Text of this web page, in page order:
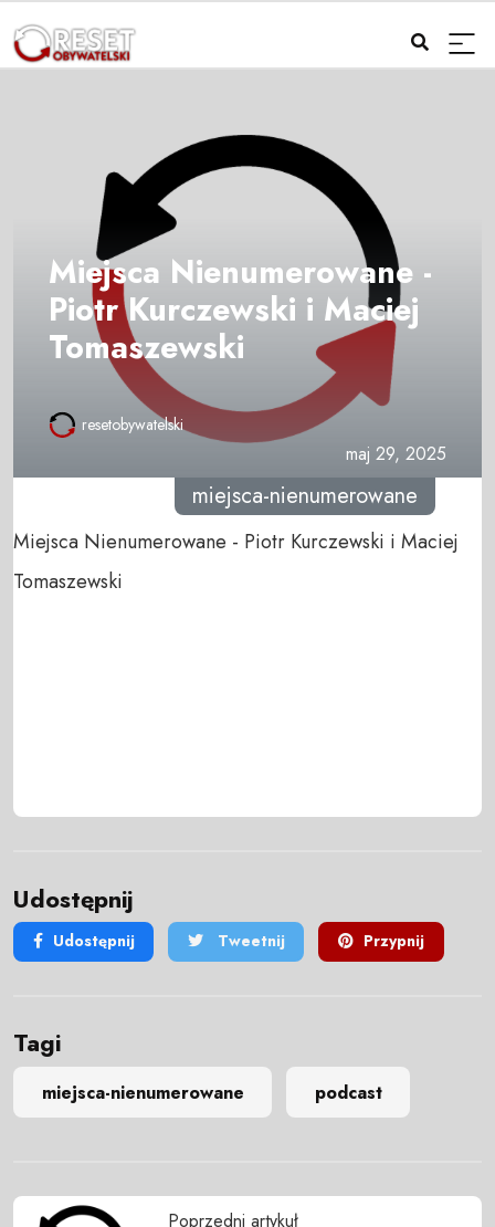
Miejsca Nienumerowane -
Piotr Kurczewski i Maciej
Tomaszewski
resetobywatelski
maj 29, 2025
miejsca-nienumerowane
Miejsca Nienumerowane - Piotr Kurczewski i Maciej
Tomaszewski
Udostępnij
Udostępnij Tweetnij Przypnij
Tagi
miejsca-nienumerowane podcast
Poprzedni artykuł